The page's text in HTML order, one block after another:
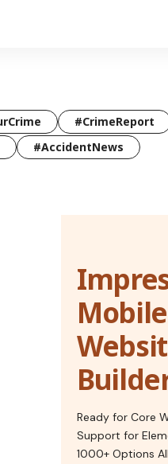
#CrimeReport
#AccidentNews
Ready for Core
Support for
1000+ Options